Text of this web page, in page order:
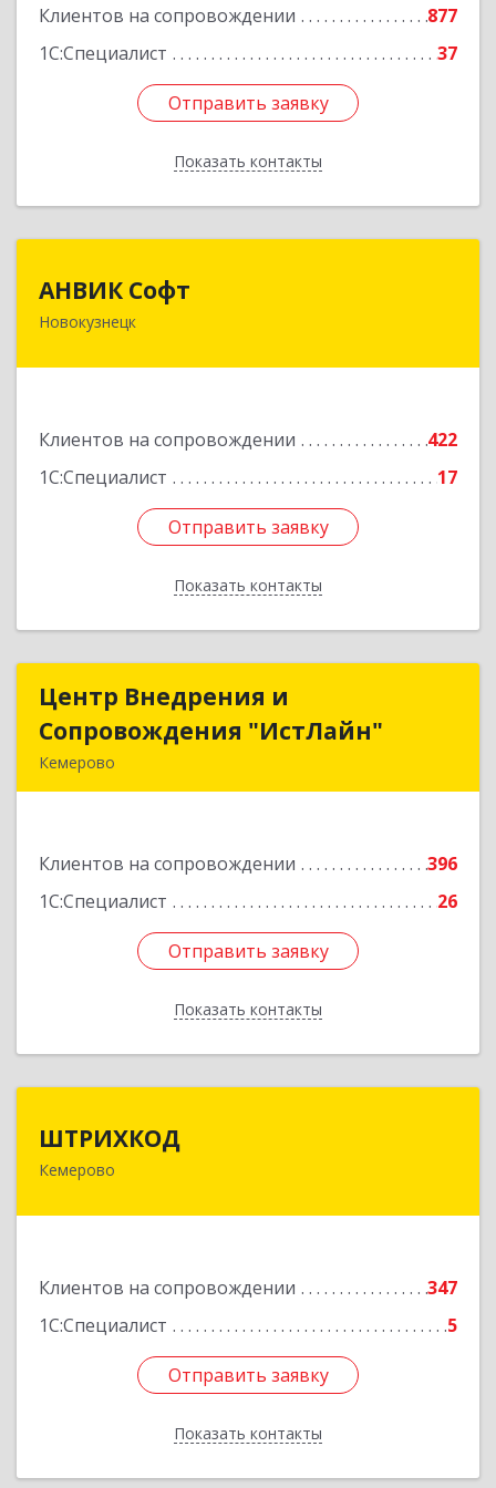
Клиентов на сопровождении
877
1С:Специалист
37
Отправить заявку
Показать контакты
Отправить заявку
Назад
АНВИК Софт
Новокузнецк
Клиентов на сопровождении
422
1С:Специалист
17
Отправить заявку
Показать контакты
654079, Кемеровская область - Кузбасс,
Отправить заявку
Назад
Центр Внедрения и
Сопровождения "ИстЛайн"
Кемерово
Клиентов на сопровождении
396
1С:Специалист
26
Отправить заявку
Показать контакты
Центр Внедрения и
Сопровождения "ИстЛайн"
Подробнее
Отправить заявку
Назад
ШТРИХКОД
Кемерово
Клиентов на сопровождении
347
1С:Специалист
5
Отправить заявку
Показать контакты
650043, Кемеровская область - Кузбасс обл,
Отправить заявку
Назад